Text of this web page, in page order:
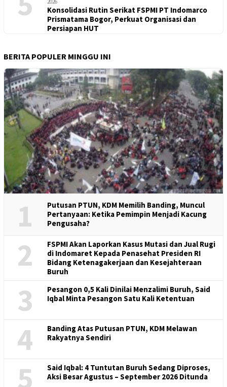
2026
Konsolidasi Rutin Serikat FSPMI PT Indomarco
Prismatama Bogor, Perkuat Organisasi dan
Persiapan HUT
BERITA POPULER MINGGU INI
1
Putusan PTUN, KDM Memilih Banding, Muncul
Pertanyaan: Ketika Pemimpin Menjadi Kacung
Pengusaha?
2
FSPMI Akan Laporkan Kasus Mutasi dan Jual Rugi
di Indomaret Kepada Penasehat Presiden RI
Bidang Ketenagakerjaan dan Kesejahteraan
Buruh
3
Pesangon 0,5 Kali Dinilai Menzalimi Buruh, Said
Iqbal Minta Pesangon Satu Kali Ketentuan
4
Banding Atas Putusan PTUN, KDM Melawan
Rakyatnya Sendiri
5
Said Iqbal: 4 Tuntutan Buruh Sedang Diproses,
Aksi Besar Agustus – September 2026 Ditunda